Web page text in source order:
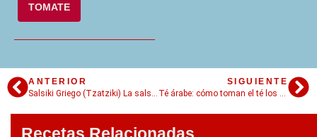
TOMATE
ANTERIOR
SIGUIENTE
Recetas Relacionadas